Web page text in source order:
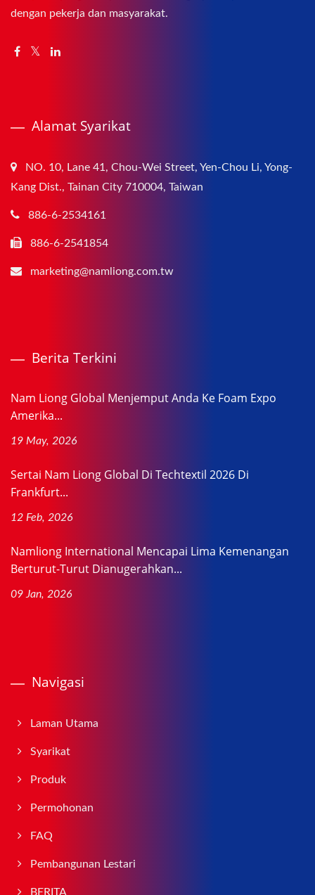
dengan pekerja dan masyarakat.
Alamat Syarikat
NO. 10, Lane 41, Chou-Wei Street, Yen-Chou Li, Yong-
Kang Dist., Tainan City 710004, Taiwan
886-6-2534161
886-6-2541854
marketing@namliong.com.tw
Berita Terkini
Nam Liong Global Menjemput Anda Ke Foam Expo
Amerika...
19 May, 2026
Sertai Nam Liong Global Di Techtextil 2026 Di
Frankfurt...
12 Feb, 2026
Namliong International Mencapai Lima Kemenangan
Berturut-Turut Dianugerahkan...
09 Jan, 2026
Navigasi
Laman Utama
Syarikat
Produk
Permohonan
FAQ
Pembangunan Lestari
BERITA